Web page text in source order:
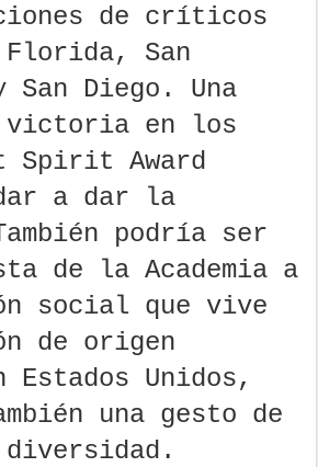
de críticos
San
San Diego. Una
en los
Spirit Award
a dar la
podría ser
de la Academia a
social que vive
de origen
Unidos,
una gesto de